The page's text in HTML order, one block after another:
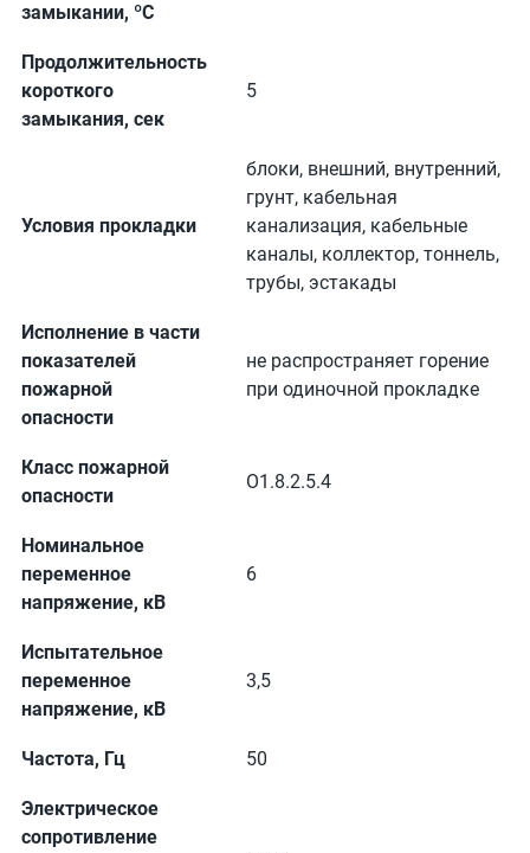
замыкании, ºС
Продолжительность
короткого
замыкания, сек
5
Условия прокладки
блоки, внешний, внутренний,
грунт, кабельная
канализация, кабельные
каналы, коллектор, тоннель,
трубы, эстакады
Исполнение в части
показателей
пожарной
опасности
не распространяет горение
при одиночной прокладке
Класс пожарной
опасности
О1.8.2.5.4
Номинальное
переменное
напряжение, кВ
6
Испытательное
переменное
напряжение, кВ
3,5
Частота, Гц 50
Электрическое
сопротивление